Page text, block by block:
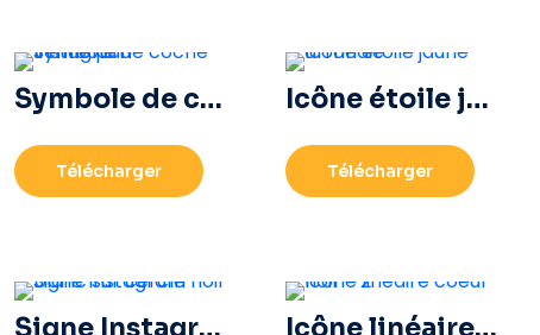
Symbole de coche vérifié par Instagram
Télécharger
Icône étoile jaune arrondie
Télécharger
Signe Instagram blanc sur cercle noir Icône linéaire coeur noir – 2